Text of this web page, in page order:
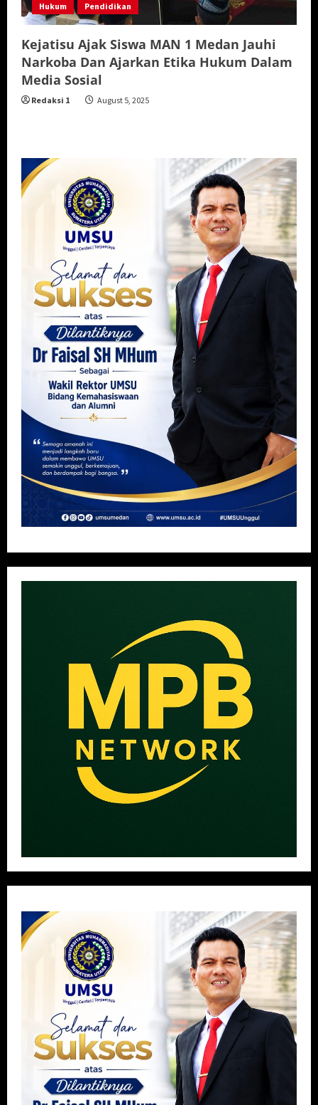
Hukum Pendidikan
Kejatisu Ajak Siswa MAN 1 Medan Jauhi
Narkoba Dan Ajarkan Etika Hukum Dalam
Media Sosial
Redaksi 1 August 5, 2025